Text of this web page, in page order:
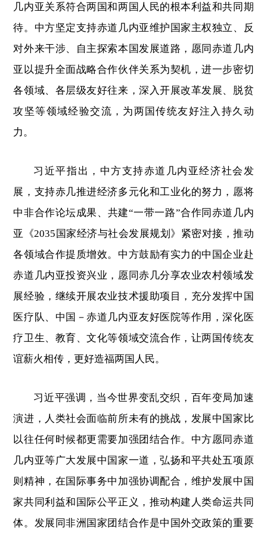
几内亚关系符合两国和两国人民的根本利益和共同期
待。中方坚定支持赤道几内亚维护国家主权独立、反
对外来干涉、自主探索本国发展道路，愿同赤道几内
亚以提升全面战略合作伙伴关系为契机，进一步密切
各领域、各层级友好往来，深入开展改革发展、脱贫
攻坚等领域经验交流，为两国传统友好注入持久动
力。
习近平指出，中方支持赤道几内亚经济社会发
展，支持赤几推进经济多元化和工业化的努力，愿将
中非合作论坛成果、共建“一带一路”合作同赤道几内
亚《2035国家经济与社会发展规划》紧密对接，推动
各领域合作提质增效。中方鼓励有实力的中国企业赴
赤道几内亚投资兴业，愿同赤几分享农业农村领域发
展经验，继续开展农业技术援助项目，充分发挥中国
医疗队、中国－赤道几内亚友好医院等作用，深化医
疗卫生、教育、文化等领域交流合作，让两国传统友
谊薪火相传，更好造福两国人民。
习近平强调，当今世界变乱交织，百年变局加速
演进，人类社会面临前所未有的挑战，发展中国家比
以往任何时候都更需要加强团结合作。中方愿同赤道
几内亚等广大发展中国家一道，弘扬和平共处五项原
则精神，在国际事务中加强协调配合，维护发展中国
家共同利益和国际公平正义，推动构建人类命运共同
体。发展同非洲国家团结合作是中国外交政策的重要